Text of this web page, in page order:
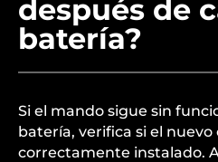
después de
batería?
Si el mando sigue sin
batería, verifica si el
correctamente instalado.